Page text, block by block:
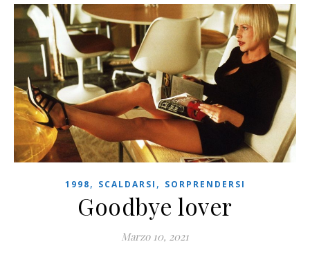
1998, SCALDARSI , SORPRENDERSI
Goodbye lover
Marzo 10, 2021